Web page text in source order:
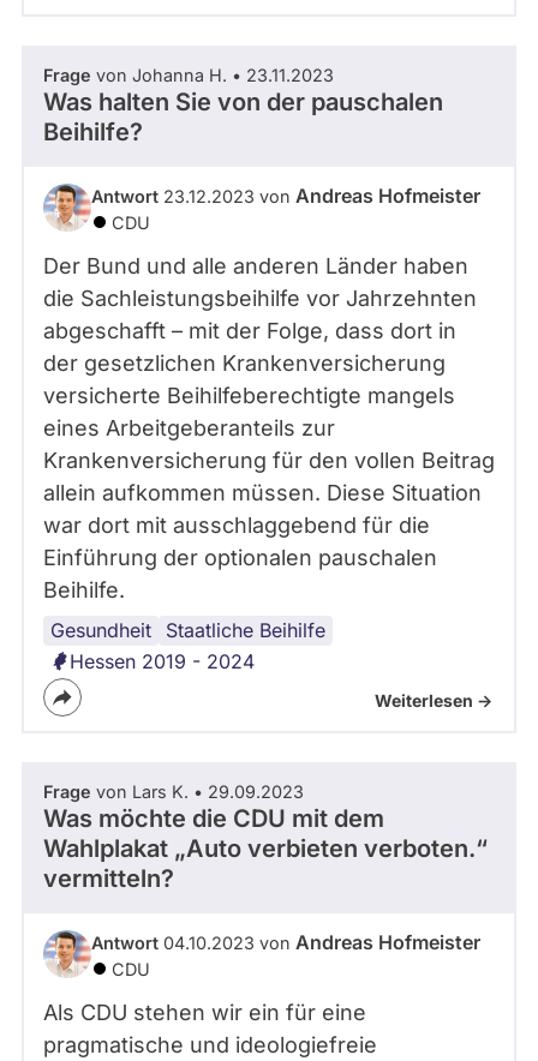
Frage von Johanna H. • 23.11.2023
Was halten Sie von der pauschalen
Beihilfe?
Antwort 23.12.2023 von Andreas Hofmeister
CDU
Der Bund und alle anderen Länder haben
die Sachleistungsbeihilfe vor Jahrzehnten
abgeschafft – mit der Folge, dass dort in
der gesetzlichen Krankenversicherung
versicherte Beihilfeberechtigte mangels
eines Arbeitgeberanteils zur
Krankenversicherung für den vollen Beitrag
allein aufkommen müssen. Diese Situation
war dort mit ausschlaggebend für die
Einführung der optionalen pauschalen
Beihilfe.
Gesundheit
Staatliche Beihilfe
Hessen 2019 - 2024
Weiterlesen ->
Frage von Lars K. • 29.09.2023
Was möchte die CDU mit dem
Wahlplakat „Auto verbieten verboten.“
vermitteln?
Antwort 04.10.2023 von Andreas Hofmeister
CDU
Als CDU stehen wir ein für eine
pragmatische und ideologiefreie